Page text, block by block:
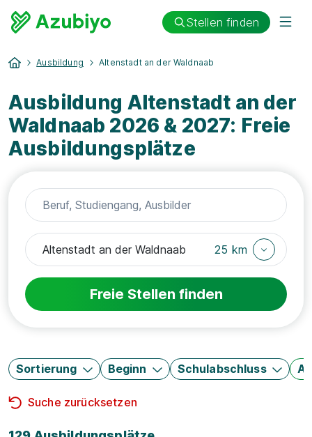
Stellen finden
Ausbildung Altenstadt an der Waldnaab
Ausbildung Altenstadt an der
Waldnaab 2026 & 2027: Freie
Ausbildungsplätze
25 km
Freie Stellen finden
Sortierung Beginn Schulabschluss
Suche zurücksetzen